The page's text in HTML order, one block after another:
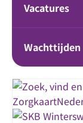
Vacatures
Wachttijden